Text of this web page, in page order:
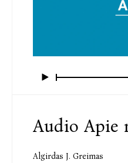
Audio Apie
Algirdas J. Greimas